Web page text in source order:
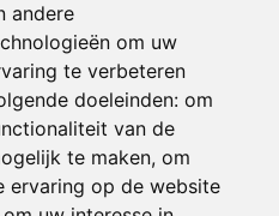
andere
om uw
te verbeteren
doeleinden: om
van de
te maken, om
ervaring op de website
of
anlier
Leegmaken
winkel of
magazij anloy
Leegmaken